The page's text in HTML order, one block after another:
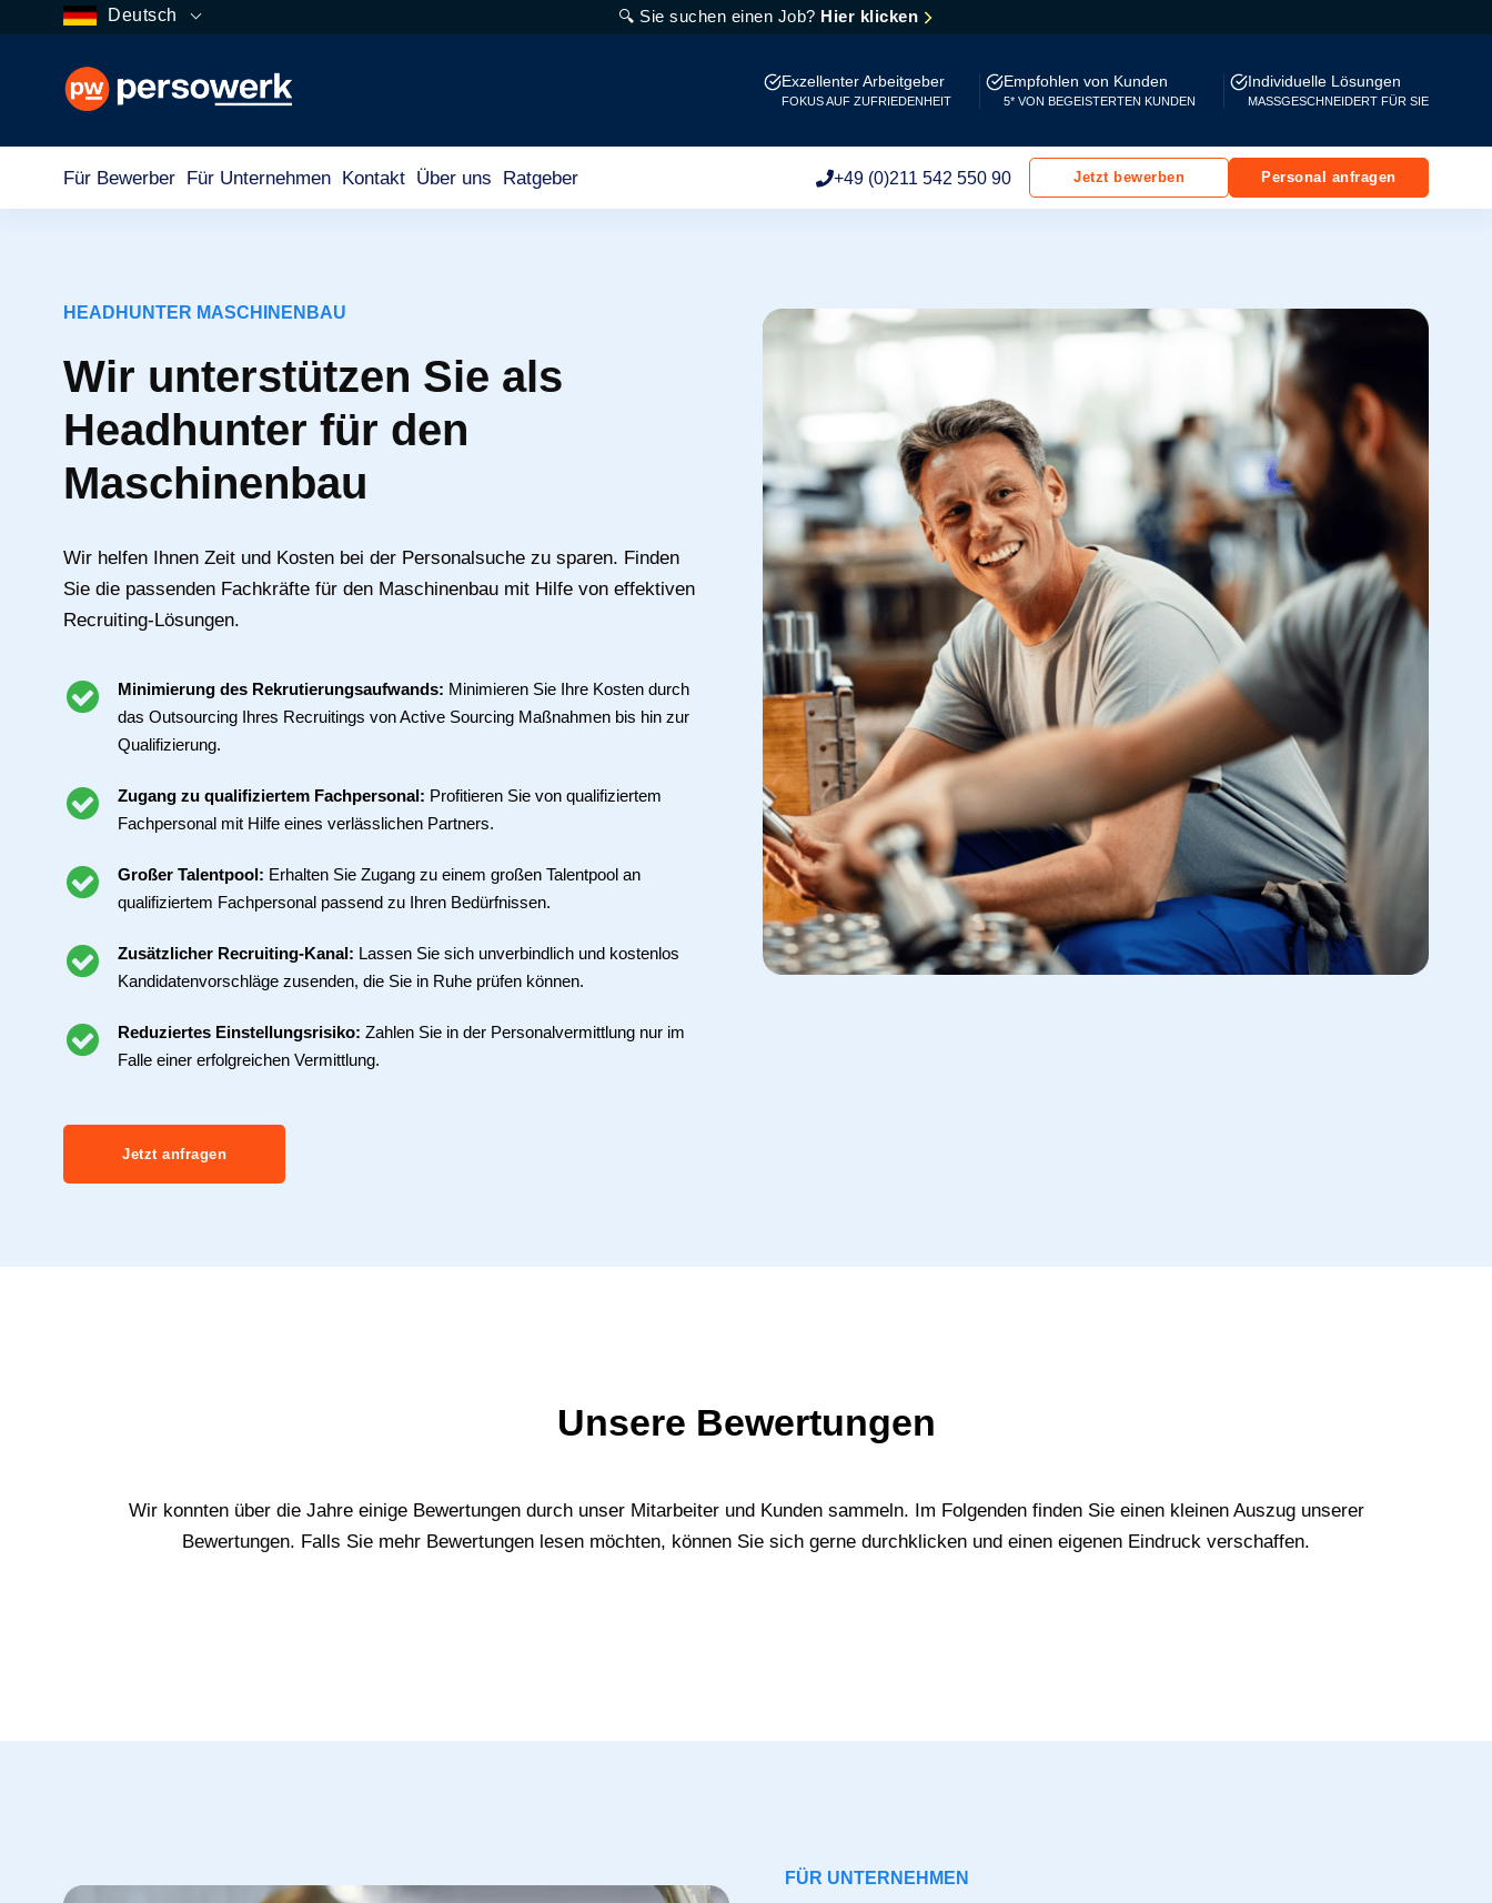
Deutsch 🔍 Sie suchen einen Job? Hier klicken
Exzellenter Arbeitgeber
FOKUS AUF ZUFRIEDENHEIT
Empfohlen von Kunden
5* VON BEGEISTERTEN KUNDEN
Individuelle Lösungen
MASSGESCHNEIDERT FÜR SIE
Für Bewerber Für Unternehmen Kontakt Über uns Ratgeber +49 (0)211 542 550 90 Jetzt bewerben Personal anfragen
HEADHUNTER MASCHINENBAU
Wir unterstützen Sie als
Headhunter für den
Maschinenbau
Wir helfen Ihnen Zeit und Kosten bei der Personalsuche zu sparen. Finden
Sie die passenden Fachkräfte für den Maschinenbau mit Hilfe von effektiven
Recruiting-Lösungen.
Minimierung des Rekrutierungsaufwands: Minimieren Sie Ihre Kosten durch
das Outsourcing Ihres Recruitings von Active Sourcing Maßnahmen bis hin zur
Qualifizierung.
Zugang zu qualifiziertem Fachpersonal: Profitieren Sie von qualifiziertem
Fachpersonal mit Hilfe eines verlässlichen Partners.
Großer Talentpool: Erhalten Sie Zugang zu einem großen Talentpool an
qualifiziertem Fachpersonal passend zu Ihren Bedürfnissen.
Zusätzlicher Recruiting-Kanal: Lassen Sie sich unverbindlich und kostenlos
Kandidatenvorschläge zusenden, die Sie in Ruhe prüfen können.
Reduziertes Einstellungsrisiko: Zahlen Sie in der Personalvermittlung nur im
Falle einer erfolgreichen Vermittlung.
Jetzt anfragen
Unsere Bewertungen
Wir konnten über die Jahre einige Bewertungen durch unser Mitarbeiter und Kunden sammeln. Im Folgenden finden Sie einen kleinen Auszug unserer
Bewertungen. Falls Sie mehr Bewertungen lesen möchten, können Sie sich gerne durchklicken und einen eigenen Eindruck verschaffen.
FÜR UNTERNEHMEN